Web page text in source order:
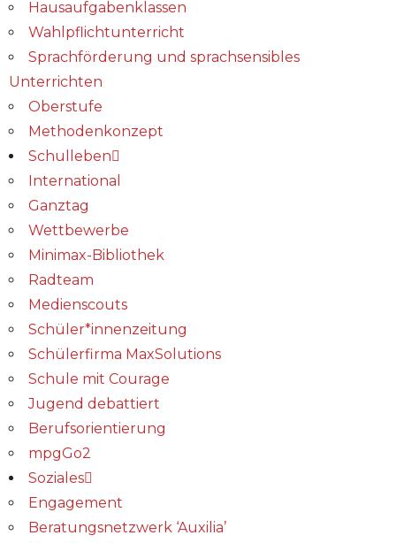
Hausaufgabenklassen
Wahlpflichtunterricht
Sprachförderung und sprachsensibles
Unterrichten
Oberstufe
Methodenkonzept
Schulleben
International
Ganztag
Wettbewerbe
Minimax-Bibliothek​
Radteam
Medienscouts
Schüler*innenzeitung
Schülerfirma MaxSolutions
Schule mit Courage
Jugend debattiert
Berufsorientierung
mpgGo2
Soziales
Engagement
Beratungsnetzwerk ‘Auxilia’